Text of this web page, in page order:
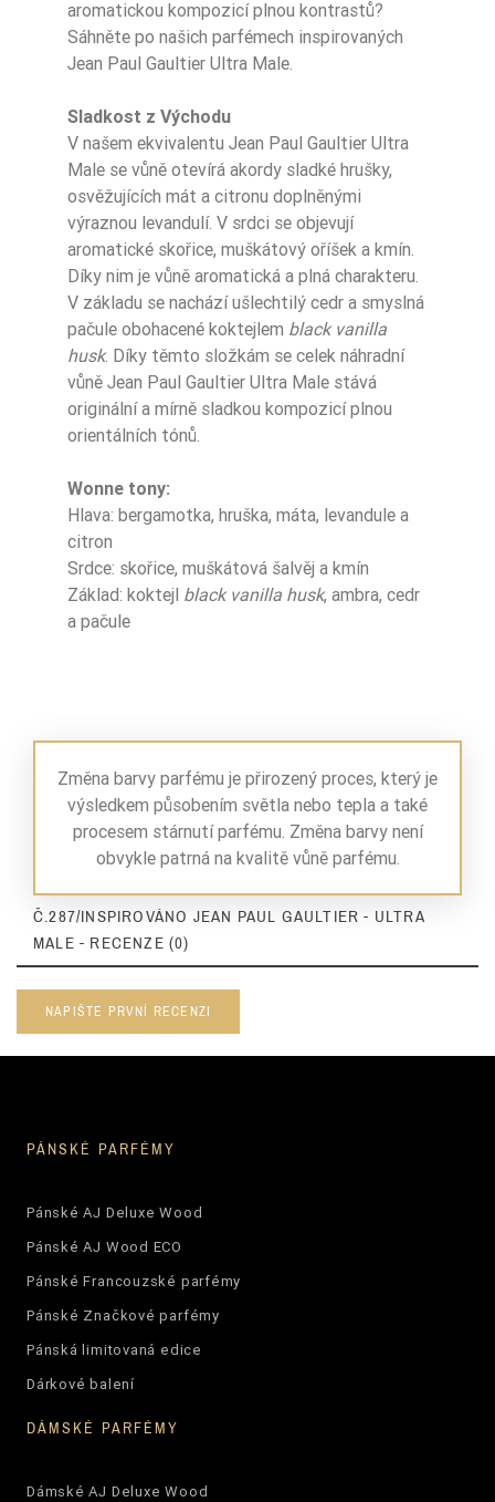
aromatickou kompozicí plnou kontrastů?
Sáhněte po našich parfémech inspirovaných
Jean Paul Gaultier Ultra Male.
Sladkost z Východu
V našem ekvivalentu Jean Paul Gaultier Ultra
Male se vůně otevírá akordy sladké hrušky,
osvěžujících mát a citronu doplněnými
výraznou levandulí. V srdci se objevují
aromatické skořice, muškátový oříšek a kmín.
Díky nim je vůně aromatická a plná charakteru.
V základu se nachází ušlechtilý cedr a smyslná
pačule obohacené koktejlem black vanilla
husk. Díky těmto složkám se celek náhradní
vůně Jean Paul Gaultier Ultra Male stává
originální a mírně sladkou kompozicí plnou
orientálních tónů.
Wonne tony:
Hlava: bergamotka, hruška, máta, levandule a
citron
Srdce: skořice, muškátová šalvěj a kmín
Základ: koktejl black vanilla husk, ambra, cedr
a pačule
Nuty Głowy mięta
Nuty Głowy bergamotka
Nuty Głowy
Nuty Serca kminek
Nuty Serca cynamon
Nuty Serca
szałwia muszkat
ołowa
Nuty Bazy paczula
Nuty Bazy
koktajl black vani
lla husk
Nuty Bazy cedr
Zaperfumowanie 22%
Změna barvy parfému je přirozený proces, který je
výsledkem působením světla nebo tepla a také
procesem stárnutí parfému. Změna barvy není
obvykle patrná na kvalitě vůně parfému.
Č.287/INSPIROVÁNO JEAN PAUL GAULTIER - ULTRA
MALE - RECENZE (0)
NAPIŠTE PRVNÍ RECENZI
PÁNSKÉ PARFÉMY
Pánské AJ Deluxe Wood
Pánské AJ Wood ECO
Pánské Francouzské parfémy
Pánské Značkové parfémy
Pánská limitovaná edice
Dárkové balení
DÁMSKÉ PARFÉMY
Dámské AJ Deluxe Wood